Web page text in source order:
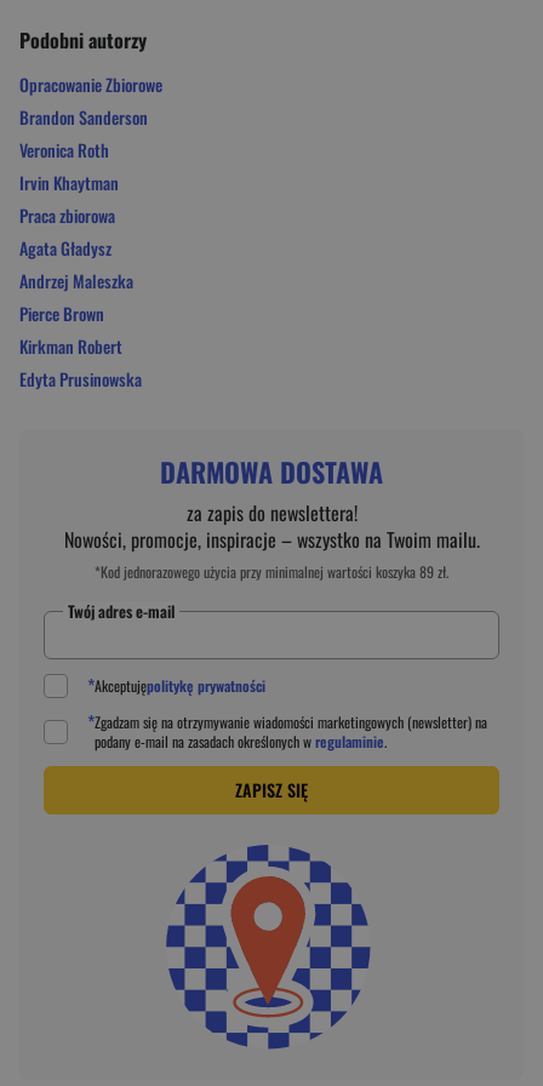
Podobni autorzy
Opracowanie Zbiorowe
Brandon Sanderson
Veronica Roth
Irvin Khaytman
Praca zbiorowa
Agata Gładysz
Andrzej Maleszka
Pierce Brown
Kirkman Robert
Edyta Prusinowska
DARMOWA DOSTAWA
za zapis do newslettera!
Nowości, promocje, inspiracje – wszystko na Twoim mailu.
*Kod jednorazowego użycia przy minimalnej wartości koszyka 89 zł.
Twój adres e-mail
*Akceptujępolitykę prywatności
*Zgadzam się na otrzymywanie wiadomości marketingowych (newsletter) na
podanye-mail na zasadach określonych wregulaminie.
ZAPISZ SIĘ